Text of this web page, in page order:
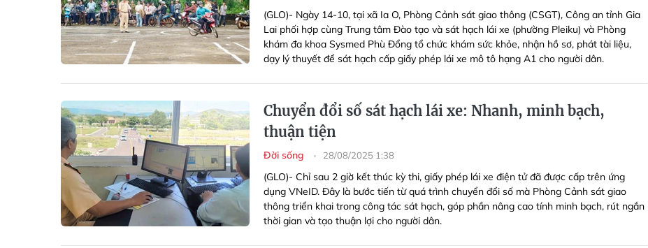
(GLO)- Ngày 14-10, tại xã Ia O, Phòng Cảnh sát giao thông (CSGT), Công an tỉnh Gia
Lai phối hợp cùng Trung tâm Đào tạo và sát hạch lái xe (phường Pleiku) và Phòng
khám đa khoa Sysmed Phù Đổng tổ chức khám sức khỏe, nhận hồ sơ, phát tài liệu,
dạy lý thuyết để sát hạch cấp giấy phép lái xe mô tô hạng A1 cho người dân.
Chuyển đổi số sát hạch lái xe: Nhanh, minh bạch,
thuận tiện
Đời sống 28/08/2025 1:38
(GLO)- Chỉ sau 2 giờ kết thúc kỳ thi, giấy phép lái xe điện tử đã được cấp trên ứng
dụng VNeID. Đây là bước tiến từ quá trình chuyển đổi số mà Phòng Cảnh sát giao
thông triển khai trong công tác sát hạch, góp phần nâng cao tính minh bạch, rút ngắn
thời gian và tạo thuận lợi cho người dân.